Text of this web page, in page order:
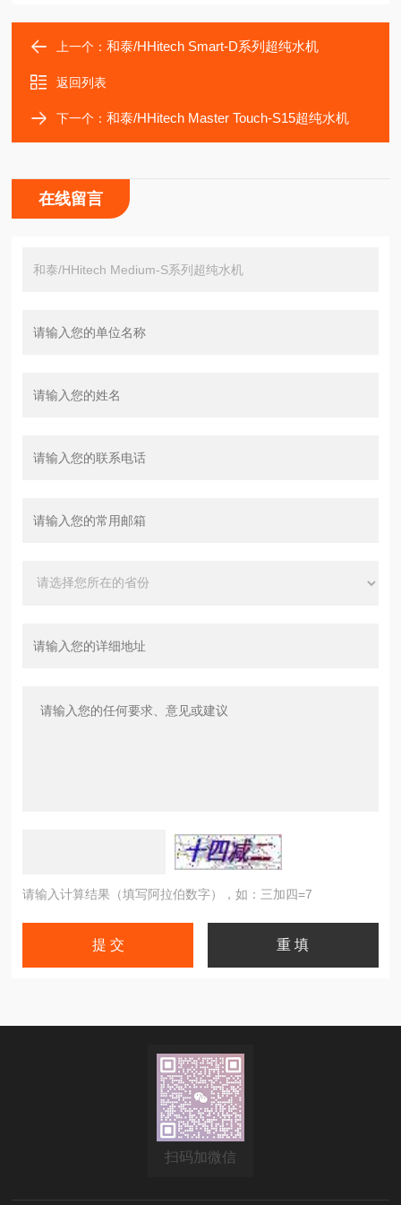
上一个：和泰/HHitech Smart-D系列超纯水机
返回列表
下一个：和泰/HHitech Master Touch-S15超纯水机
在线留言
请输入计算结果（填写阿拉伯数字），如：三加四=7
扫码加微信